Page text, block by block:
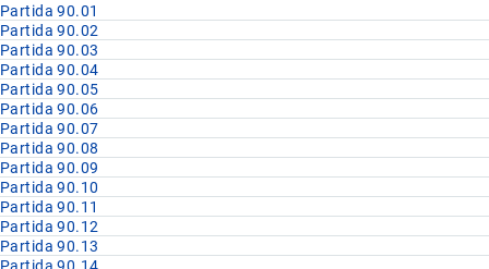
Partida 90.01
Partida 90.02
Partida 90.03
Partida 90.04
Partida 90.05
Partida 90.06
Partida 90.07
Partida 90.08
Partida 90.09
Partida 90.10
Partida 90.11
Partida 90.12
Partida 90.13